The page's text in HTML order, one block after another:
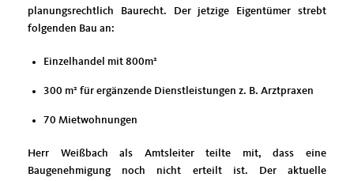
planungsrechtlich Baurecht. Der jetzige Eigentümer strebt
folgenden Bau an:
Einzelhandel mit 800m²
300 m² für ergänzende Dienstleistungen z. B. Arztpraxen
70 Mietwohnungen
Herr Weißbach als Amtsleiter teilte mit, dass eine
Baugenehmigung noch nicht erteilt ist. Der aktuelle